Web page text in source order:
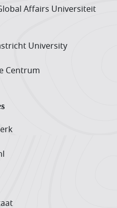
Affairs Universiteit
University
Centrum